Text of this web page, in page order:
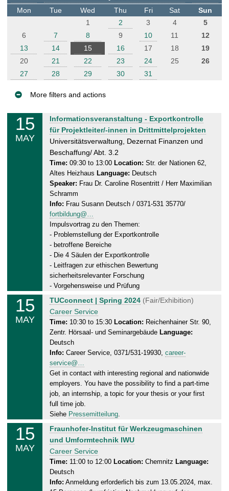
t
e
Mon
Tue Wed Thu Fri Sat
Sun
1
2 3 4
5
6
7 8 9 10 11
12
13
14 15 16 17 18
19
20
21 22 23 24 25
26
27
28 29 30 31
More filters and actions
15
MAY
W
e
d
n
e
s
d
a
y
,
0
5
.
2
0
2
4
Informationsveranstaltung - Exportkontrolle
für Projektleiter/-innen in Drittmittelprojekten
Universitätsverwaltung, Dezernat Finanzen und
Beschaffung/ Abt. 3.2
Time: 09:30 to 13:00 Location: Str. der Nationen 62,
Altes Heizhaus Language: Deutsch
Speaker: Frau Dr. Caroline Rosentritt / Herr Maximilian
Schramm
Info: Frau Susann Deutsch / 0371-531 35770/
fortbildung@…
Impulsvortrag zu den Themen:
- Problemstellung der Exportkontrolle
- betroffene Bereiche
- Die 4 Säulen der Exportkontrolle
- Leitfragen zur ethischen Bewertung
sicherheitsrelevanter Forschung
- Vorgehensweise und Prüfung
15
MAY
W
e
d
n
e
s
d
y
,
1
.
0
5
.
2
TUCconnect | Spring 2024 (Fair/Exhibition)
Career Service
Time: 10:30 to 15:30 Location: Reichenhainer Str. 90,
Zentr. Hörsaal- und Seminargebäude Language:
Deutsch
Info: Career Service, 0371/531-19930, career-
service@…
Get in contact with interesting regional and nationwide
employers. You have the possibility to find a part-time
job, an internship, a topic for your thesis or your first
full time job.
Siehe Pressemitteilung.
15
MAY
W
e
d
n
e
s
Fraunhofer-Institut für Werkzeugmaschinen
und Umformtechnik IWU
Career Service
Time: 11:00 to 12:00 Location: Chemnitz Language:
Deutsch
Info: Anmeldung erforderlich bis zum 13.05.2024, max.